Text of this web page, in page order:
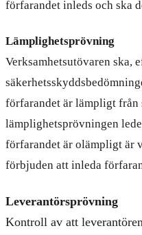
förfarandet inleds och ska
Lämplighetsprövning
Verksamhetsutövaren ska,
förfarandet är lämpligt från
lämplighetsprövningen
förfarandet är olämpligt är
förbjuden att inleda
Leverantörsprövning
Kontroll av att